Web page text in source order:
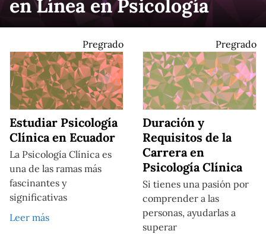
en Línea en Psicología
Pregrado
Estudiar Psicología
Clínica en Ecuador
La Psicología Clínica es
una de las ramas más
fascinantes y
significativas
Leer más
Pregrado
Duración y
Requisitos de la
Carrera en
Psicología Clínica
Si tienes una pasión por
comprender a las
personas, ayudarlas a
superar